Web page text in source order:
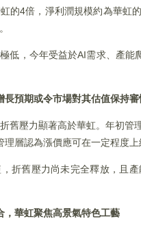
的4倍，淨利潤規模約為華虹
低，今年受益於AI需求、產
長預期或令市場對其估值保持審
舊壓力顯著高於華虹。年初管
層認為漲價應可在一定程度上
折舊壓力尚未完全釋放，且
，華虹聚焦高景氣特色工藝